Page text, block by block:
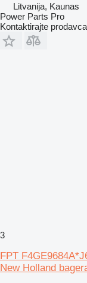
Litvanija, Kaunas
Power Parts Pro
Kontaktirajte prodavca
3
FPT
New Holland